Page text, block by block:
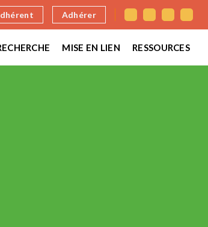
Adhérer
MISE EN LIEN RESSOURCES